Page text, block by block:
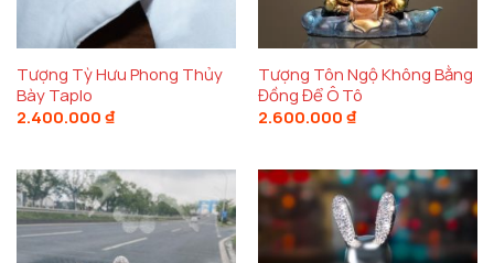
Tượng Tỳ Hưu Phong Thủy
Bày Taplo
2.400.000 ₫
Tượng Tôn Ngộ Không Bằng
Đồng Để Ô Tô
2.600.000 ₫